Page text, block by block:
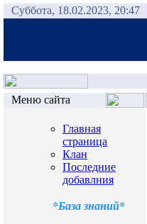
Суббота, 18.02.2023, 20:47
Меню сайта
Главная
страница
Клан
Последние
добавлния
*База знаний*